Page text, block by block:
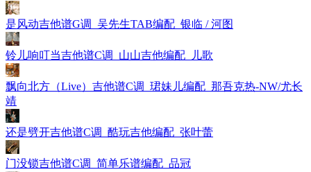
是风动吉他谱G调_吴先生TAB编配_银临 / 河图
铃儿响叮当吉他谱C调_山山吉他编配_儿歌
飘向北方（Live）吉他谱C调_珺妹儿编配_那吾克热-NW/尤长
靖
还是劈开吉他谱C调_酷玩吉他编配_张叶蕾
门没锁吉他谱C调_简单乐谱编配_品冠